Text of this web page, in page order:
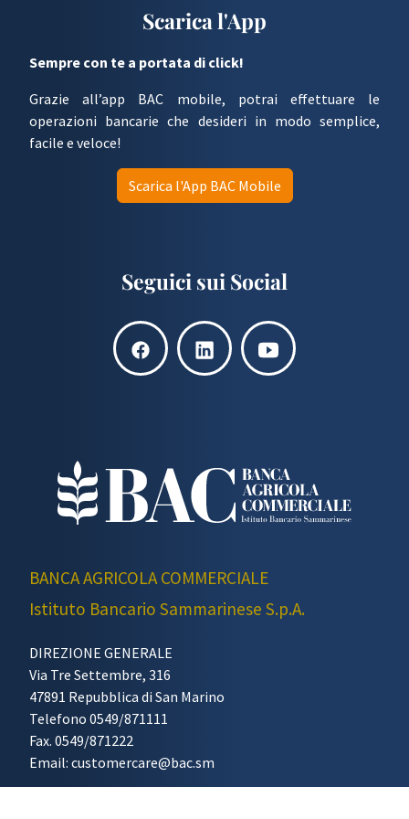
Scarica l'App
Sempre con te a portata di click!
Grazie all’app BAC mobile, potrai effettuare le
operazioni bancarie che desideri in modo semplice,
facile e veloce!
Scarica l'App BAC Mobile
Seguici sui Social
BANCA AGRICOLA COMMERCIALE
Istituto Bancario Sammarinese S.p.A.
DIREZIONE GENERALE
Via Tre Settembre, 316
47891 Repubblica di San Marino
Telefono 0549/871111
Fax. 0549/871222
Email: customercare@bac.sm